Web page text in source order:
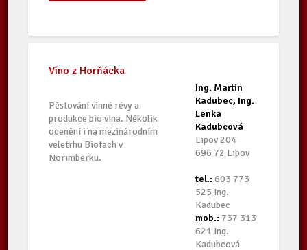
Ing. Martin
Kadubec, Ing.
Lenka
Kadubcová
Lipov 204
696 72 Lipov
tel.: 603 773
525 Ing.
Kadubec
mob.: 737 313
621 Ing.
Kadubcová
Víno z Horňácka
Pěstování vinné révy a
produkce bio vína. Několik
ocenění i na mezinárodním
veletrhu Biofach v
Norimberku.